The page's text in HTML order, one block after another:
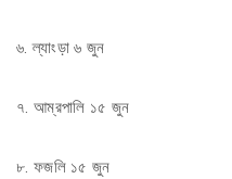
৬. ল্যাংড়া ৬ জুন
৭. আম্রপালি ১৫ জুন
৮. ফজলি ১৫ জুন